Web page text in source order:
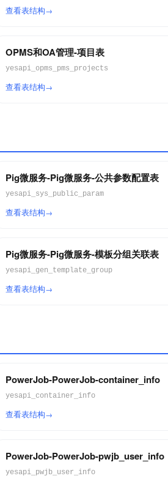
查看表结构
OPMS和OA管理-项目表
yesapi_opms_pms_projects
查看表结构
Pig微服务-Pig微服务-公共参数配置表
yesapi_sys_public_param
查看表结构
Pig微服务-Pig微服务-模板分组关联表
yesapi_gen_template_group
查看表结构
PowerJob-PowerJob-container_info
yesapi_container_info
查看表结构
PowerJob-PowerJob-pwjb_user_info
yesapi_pwjb_user_info